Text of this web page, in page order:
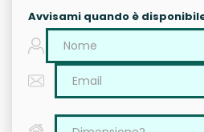
Avvisami quando è